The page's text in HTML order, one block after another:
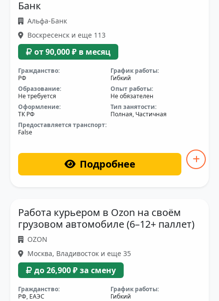
Банк
Альфа-Банк
Воскресенск и еще 113
от 90,000 ₽ в месяц
Гражданство:
РФ
График работы:
Гибкий
Образование:
Не требуется
Опыт работы:
Не обязателен
Оформление:
ТК РФ
Тип занятости:
Полная, Частичная
Предоставляется транспорт:
False
Подробнее
Работа курьером в Ozon на своём
грузовом автомобиле (6–12+ паллет)
OZON
Москва, Владивосток и еще 35
до 26,900 ₽ за смену
Гражданство:
РФ, ЕАЭС
График работы:
Гибкий